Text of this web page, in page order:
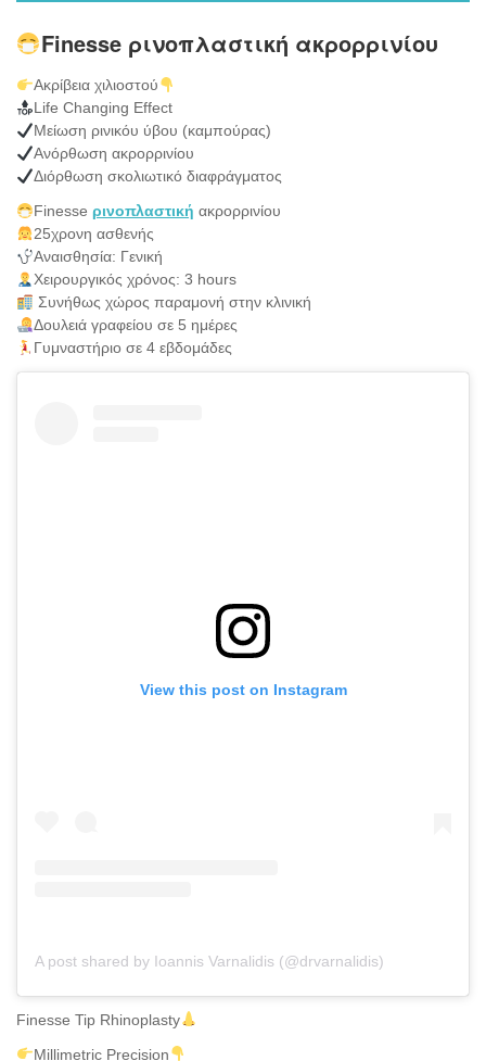
Finesse ρινοπλαστική ακρορρινίου
Ακρίβεια χιλιοστού
Life Changing Effect
Μείωση ρινικόυ ύβου (καμπούρας)
Ανόρθωση ακρορρινίου
Διόρθωση σκολιωτικό διαφράγματος
Finesse ρινοπλαστική ακρορρινίου
25χρονη ασθενής
Αναισθησία: Γενική
Χειρουργικός χρόνος: 3 hours
Συνήθως χώρος παραμονή στην κλινική
Δουλειά γραφείου σε 5 ημέρες
Γυμναστήριο σε 4 εβδομάδες
View this post on Instagram
A post shared by Ioannis Varnalidis (@drvarnalidis)
Finesse Tip Rhinoplasty
Millimetric Precision